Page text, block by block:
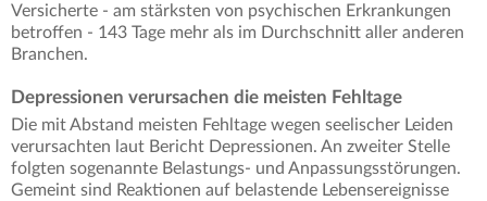
Versicherte - am stärksten von psychischen Erkrankungen
betroffen - 143 Tage mehr als im Durchschnitt aller anderen
Branchen.
Depressionen verursachen die meisten Fehltage
Die mit Abstand meisten Fehltage wegen seelischer Leiden
verursachten laut Bericht Depressionen. An zweiter Stelle
folgten sogenannte Belastungs- und Anpassungsstörungen.
Gemeint sind Reaktionen auf belastende Lebensereignisse